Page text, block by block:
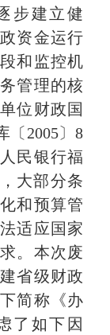
步建立健
资金运行
和监控机
管理的核
位财政国
〔2005〕8
民银行福
大部分条
和预算管
适应国家
。本次废
省级财政
简称《办
了如下因